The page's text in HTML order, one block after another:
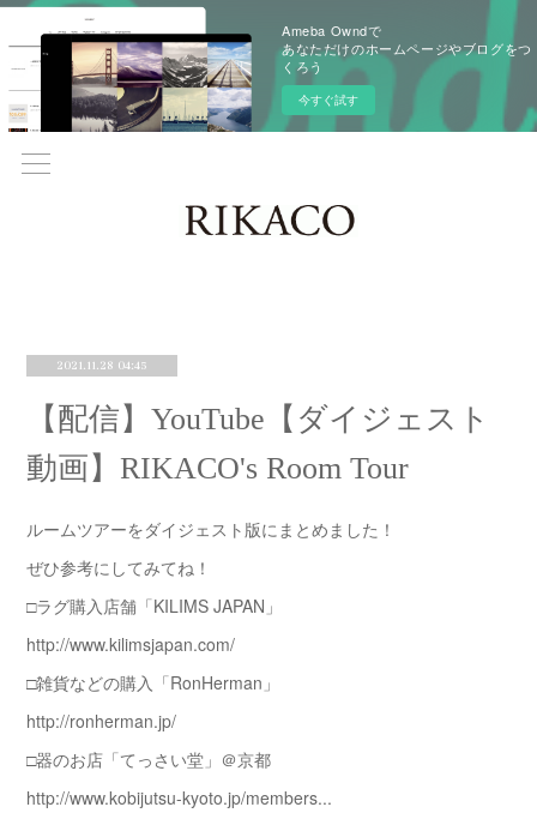
Ameba Owndで
あなただけのホームページやブログをつ
くろう
今すぐ試す
2021.11.28 04:45
【配信】YouTube【ダイジェスト
動画】RIKACO's Room Tour
ルームツアーをダイジェスト版にまとめました！
ぜひ参考にしてみてね！
□ラグ購入店舗「KILIMS JAPAN」
http://www.kilimsjapan.com/
□雑貨などの購入「RonHerman」
http://ronherman.jp/
□器のお店「てっさい堂」＠京都
http://www.kobijutsu-kyoto.jp/members...